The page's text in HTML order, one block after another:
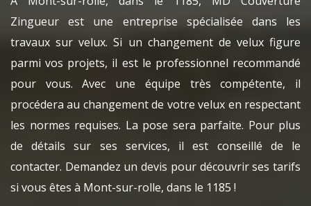
Zingueur est une entreprise spécialisée dans les
travaux sur velux. Si un changement de velux figure
parmi vos projets, il est le professionnel recommandé
pour vous. Avec une équipe très compétente, il
procédera au changement de votre velux en respectant
les normes requises. La pose sera parfaite. Pour plus
de détails sur ses services, il est conseillé de le
contacter. Demandez un devis pour découvrir ses tarifs
si vous êtes à Mont-sur-rolle, dans le 1185 !